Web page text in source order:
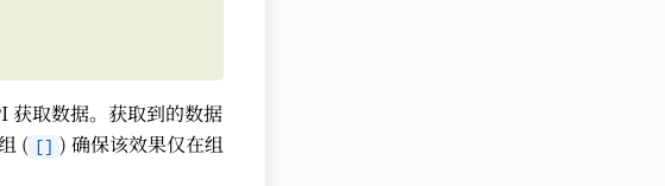
获取数据。获取到的数据
( [] ) 确保该效果仅在组